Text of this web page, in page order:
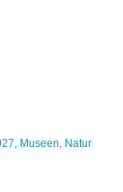
, Museen, Natur